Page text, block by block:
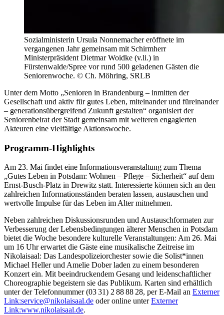
Sozialministerin Ursula Nonnemacher eröffnete im
vergangenen Jahr gemeinsam mit Schirmherr
Ministerpräsident Dietmar Woidke (v.li.) in
Fürstenwalde/Spree vor rund 500 geladenen Gästen die
Seniorenwoche. © Ch. Möhring, SRLB
Unter dem Motto „Senioren in Brandenburg – inmitten der
Gesellschaft und aktiv für gutes Leben, miteinander und füreinander
– generationsübergreifend Zukunft gestalten“ organisiert der
Seniorenbeirat der Stadt gemeinsam mit weiteren engagierten
Akteuren eine vielfältige Aktionswoche.
Programm-Highlights
Am 23. Mai findet eine Informationsveranstaltung zum Thema
„Gutes Leben in Potsdam: Wohnen – Pflege – Sicherheit“ auf dem
Ernst-Busch-Platz in Drewitz statt. Interessierte können sich an den
zahlreichen Informationsständen beraten lassen, austauschen und
wertvolle Impulse für das Leben im Alter mitnehmen.
Neben zahlreichen Diskussionsrunden und Austauschformaten zur
Verbesserung der Lebensbedingungen älterer Menschen in Potsdam
bietet die Woche besondere kulturelle Veranstaltungen: Am 26. Mai
um 16 Uhr erwartet die Gäste eine musikalische Zeitreise im
Nikolaisaal: Das Landespolizeiorchester sowie die Solist*innen
Michael Heller und Amelie Dober laden zu einem besonderen
Konzert ein. Mit beeindruckendem Gesang und leidenschaftlicher
Choreographie begeistern sie das Publikum. Karten sind erhältlich
unter der Telefonnummer (03 31) 2 88 88 28, per E-Mail an Externer
Link:service@nikolaisaal.de oder online unterExterner
Link:www.nikolaisaal.de.